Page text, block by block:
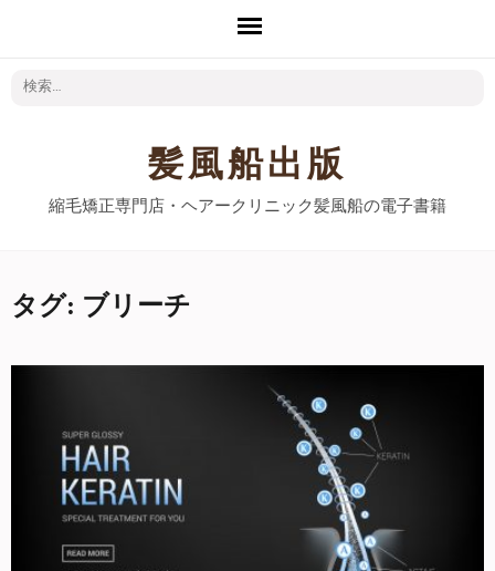
髪風船出版
縮毛矯正専門店・ヘアークリニック髪風船の電子書籍
タグ: ブリーチ